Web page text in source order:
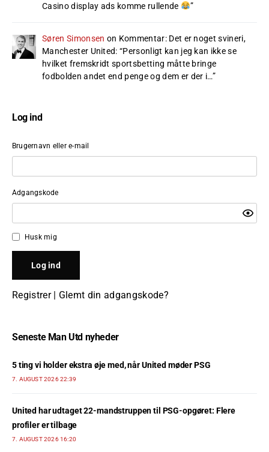
Casino display ads komme rullende
”
Søren Simonsen on Kommentar: Det er noget svineri,
Manchester United: “Personligt kan jeg kan ikke se
hvilket fremskridt sportsbetting måtte bringe
fodbolden andet end penge og dem er der i…”
Log ind
Brugernavn eller e-mail
Adgangskode
Husk mig
Registrer| Glemt din adgangskode?
Seneste Man Utd nyheder
5 ting vi holder ekstra øje med, når United møder PSG
7. AUGUST 2026 22:39
United har udtaget 22-mandstruppen til PSG-opgøret: Flere
profiler er tilbage
7. AUGUST 2026 16:20